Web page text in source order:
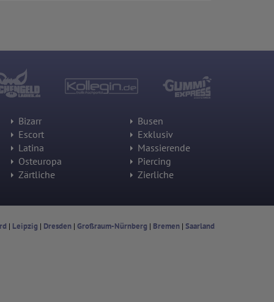
Bizarr
Busen
Escort
Exklusiv
Latina
Massierende
Osteuropa
Piercing
Zärtliche Zierliche
| Leipzig | Dresden| Großraum-Nürnberg | Bremen| Saarland